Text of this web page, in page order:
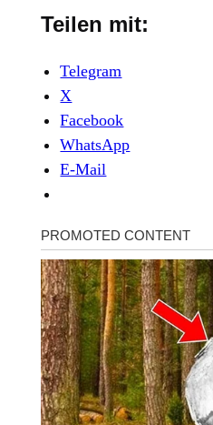
Teilen mit:
Telegram
X
Facebook
WhatsApp
E-Mail